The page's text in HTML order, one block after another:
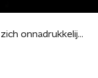
Mode in 2025 keert zich onnadrukkelijk tegen rechtse politiek